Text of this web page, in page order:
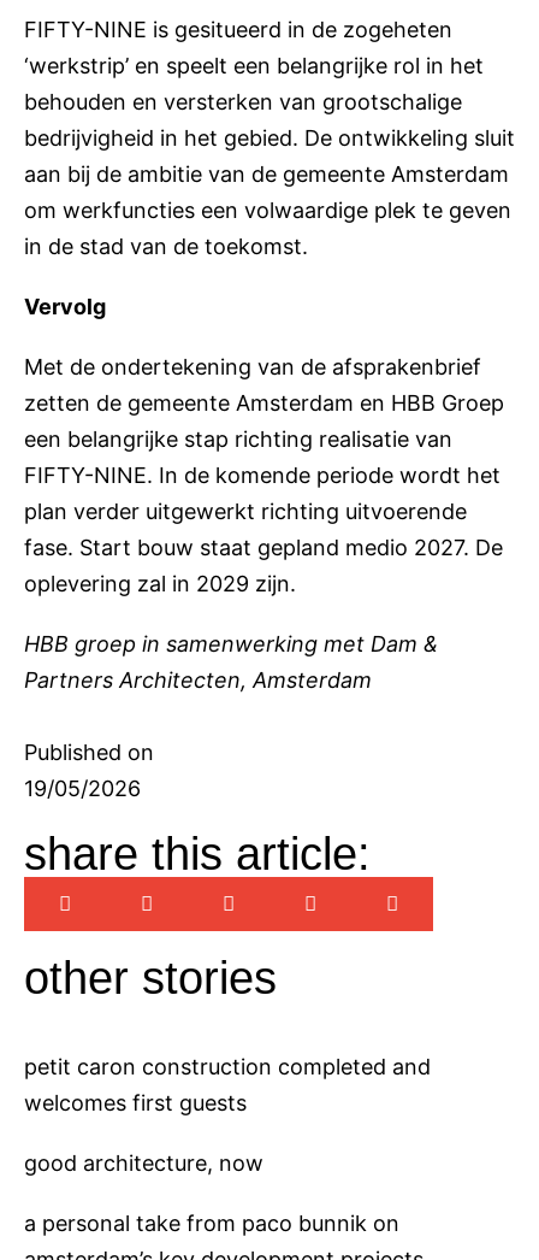
share this article:
FIFTY-NINE is gesitueerd in de zogeheten
‘werkstrip’ en speelt een belangrijke rol in het
behouden en versterken van grootschalige
bedrijvigheid in het gebied. De ontwikkeling sluit
aan bij de ambitie van de gemeente Amsterdam
om werkfuncties een volwaardige plek te geven
in de stad van de toekomst.
Vervolg
Met de ondertekening van de afsprakenbrief
zetten de gemeente Amsterdam en HBB Groep
een belangrijke stap richting realisatie van
FIFTY-NINE. In de komende periode wordt het
plan verder uitgewerkt richting uitvoerende
fase. Start bouw staat gepland medio 2027. De
oplevering zal in 2029 zijn.
HBB groep in samenwerking met Dam &
Partners Architecten, Amsterdam
Published on
19/05/2026
other stories
petit caron construction completed and
welcomes first guests
good architecture, now
a personal take from paco bunnik on